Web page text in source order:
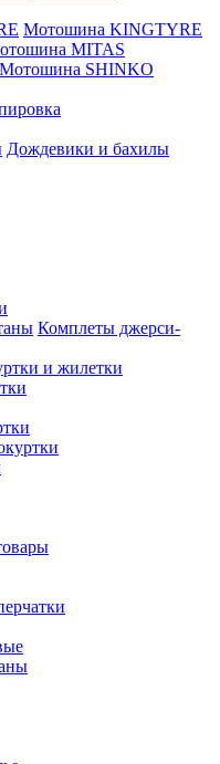
Мотошина KINGTYRE
MITAS
Мотошина SHINKO
Дождевики и бахилы
Комплеты джерси-
и жилетки